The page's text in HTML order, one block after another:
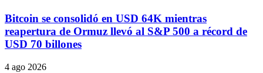
Bitcoin se consolidó en USD 64K mientras
reapertura de Ormuz llevó al S&P 500 a récord de
USD 70 billones
4 ago 2026